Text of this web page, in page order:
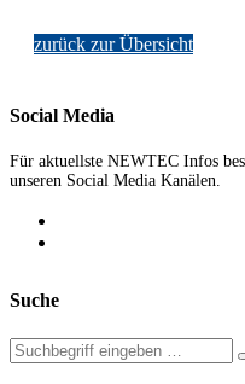
zurück zur Übersicht
Social Media
Für aktuellste NEWTEC Infos
unseren Social Media Kanälen.
Suche